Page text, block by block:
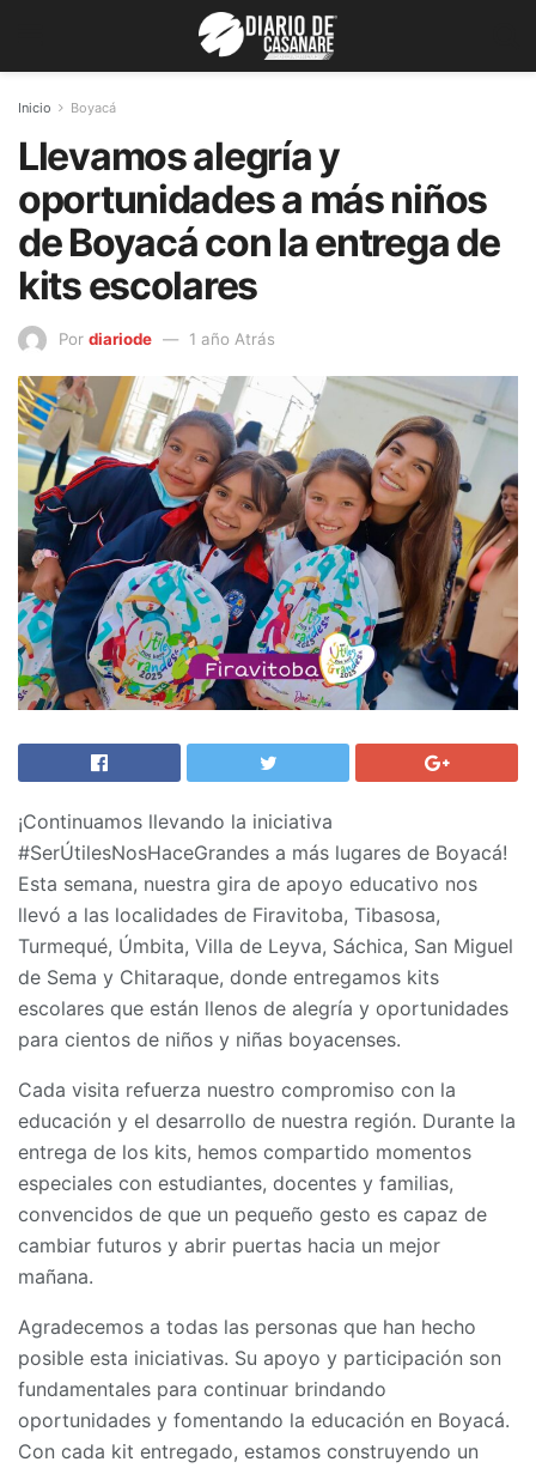
Inicio Boyacá
Llevamos alegría y
oportunidades a más niños
de Boyacá con la entrega de
kits escolares
Por diariode 1 año Atrás
¡Continuamos llevando la iniciativa
#SerÚtilesNosHaceGrandes a más lugares de Boyacá!
Esta semana, nuestra gira de apoyo educativo nos
llevó a las localidades de Firavitoba, Tibasosa,
Turmequé, Úmbita, Villa de Leyva, Sáchica, San Miguel
de Sema y Chitaraque, donde entregamos kits
escolares que están llenos de alegría y oportunidades
para cientos de niños y niñas boyacenses.
Cada visita refuerza nuestro compromiso con la
educación y el desarrollo de nuestra región. Durante la
entrega de los kits, hemos compartido momentos
especiales con estudiantes, docentes y familias,
convencidos de que un pequeño gesto es capaz de
cambiar futuros y abrir puertas hacia un mejor
mañana.
Agradecemos a todas las personas que han hecho
posible esta iniciativas. Su apoyo y participación son
fundamentales para continuar brindando
oportunidades y fomentando la educación en Boyacá.
Con cada kit entregado, estamos construyendo un